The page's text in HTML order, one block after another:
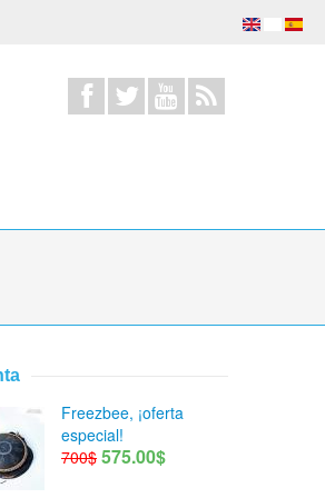
Freezbee, ¡oferta
especial!
700$ 575.00$